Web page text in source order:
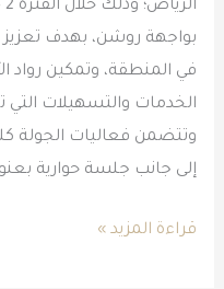
بواجهة روشن، بهدف تعزيز
في المنطقة، وتمكين رواد
الخدمات والتسهيلات التي
وتتضمن فعاليات الجولة
إلى جانب جلسة حوارية
قراءة المزيد »